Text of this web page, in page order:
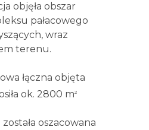
objęła obszar
pałacowego
wraz
terenu.
łączna objęta
ok. 2800 m2
oszacowana